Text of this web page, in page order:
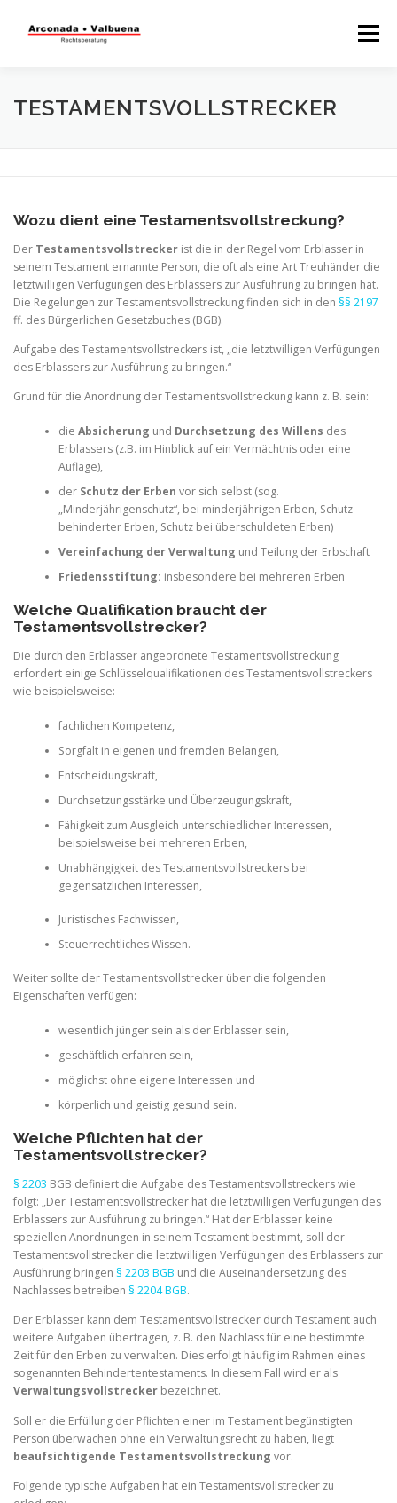
Menü
STARTSEITE RECHTSBERATUNG
TESTAMENTSVOLLSTRECKER
Wozu dient eine Testamentsvollstreckung?
Der Testamentsvollstrecker ist die in der Regel vom Erblasser in
seinem Testament ernannte Person, die oft als eine Art Treuhänder die
letztwilligen Verfügungen des Erblassers zur Ausführung zu bringen hat.
Die Regelungen zur Testamentsvollstreckung finden sich in den §§ 2197
ff. des Bürgerlichen Gesetzbuches (BGB).
Aufgabe des Testamentsvollstreckers ist, „die letztwilligen Verfügungen
des Erblassers zur Ausführung zu bringen.“
Grund für die Anordnung der Testamentsvollstreckung kann z. B. sein:
die Absicherung und Durchsetzung des Willens des
Erblassers (z.B. im Hinblick auf ein Vermächtnis oder eine
Auflage),
der Schutz der Erben vor sich selbst (sog.
„Minderjährigenschutz“, bei minderjährigen Erben, Schutz
behinderter Erben, Schutz bei überschuldeten Erben)
Vereinfachung der Verwaltung und Teilung der Erbschaft
Friedensstiftung: insbesondere bei mehreren Erben
Welche Qualifikation braucht der
Testamentsvollstrecker?
Die durch den Erblasser angeordnete Testamentsvollstreckung
erfordert einige Schlüsselqualifikationen des Testamentsvollstreckers
wie beispielsweise:
fachlichen Kompetenz,
Sorgfalt in eigenen und fremden Belangen,
Entscheidungskraft,
Durchsetzungsstärke und Überzeugungskraft,
Fähigkeit zum Ausgleich unterschiedlicher Interessen,
beispielsweise bei mehreren Erben,
Unabhängigkeit des Testamentsvollstreckers bei
gegensätzlichen Interessen,
Juristisches Fachwissen,
Steuerrechtliches Wissen.
Weiter sollte der Testamentsvollstrecker über die folgenden
Eigenschaften verfügen:
wesentlich jünger sein als der Erblasser sein,
geschäftlich erfahren sein,
möglichst ohne eigene Interessen und
körperlich und geistig gesund sein.
Welche Pflichten hat der
Testamentsvollstrecker?
§ 2203 BGB definiert die Aufgabe des Testamentsvollstreckers wie
folgt: „Der Testamentsvollstrecker hat die letztwilligen Verfügungen des
Erblassers zur Ausführung zu bringen.“ Hat der Erblasser keine
speziellen Anordnungen in seinem Testament bestimmt, soll der
Testamentsvollstrecker die letztwilligen Verfügungen des Erblassers zur
Ausführung bringen § 2203 BGB und die Auseinandersetzung des
Nachlasses betreiben § 2204 BGB.
Der Erblasser kann dem Testamentsvollstrecker durch Testament auch
weitere Aufgaben übertragen, z. B. den Nachlass für eine bestimmte
Zeit für den Erben zu verwalten. Dies erfolgt häufig im Rahmen eines
sogenannten Behindertentestaments. In diesem Fall wird er als
Verwaltungsvollstrecker bezeichnet.
Soll er die Erfüllung der Pflichten einer im Testament begünstigten
Person überwachen ohne ein Verwaltungsrecht zu haben, liegt
beaufsichtigende Testamentsvollstreckung vor.
Folgende typische Aufgaben hat ein Testamentsvollstrecker zu